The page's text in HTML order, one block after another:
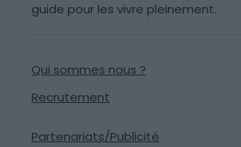
guide pour les vivre pleinement.
Qui sommes nous ?
Recrutement
Partenariats/Publicité